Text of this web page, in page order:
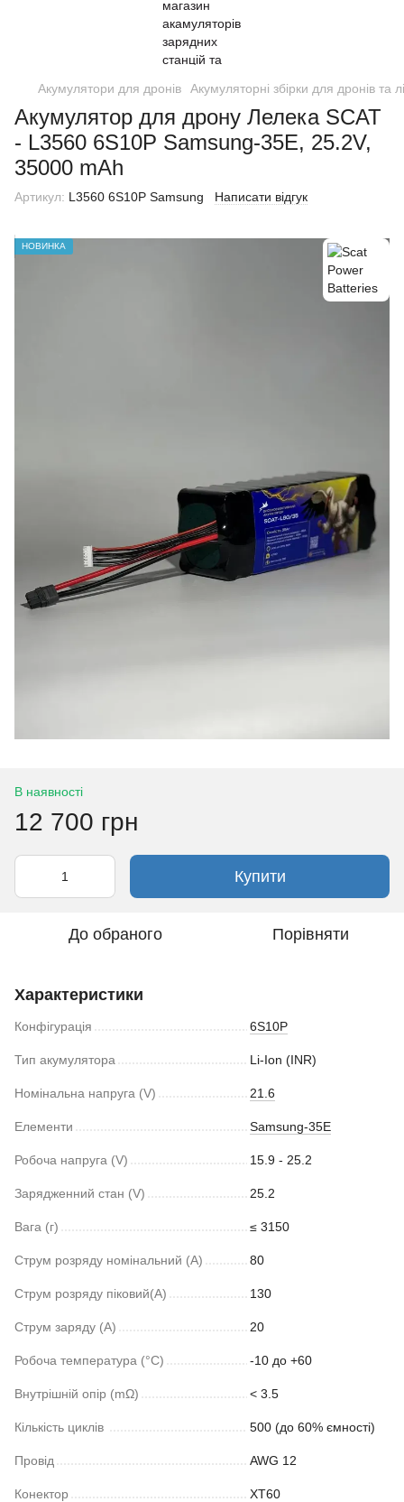
Акумулятори для дронів Акумуляторні збірки для дронів та
Акумулятор для дрону Лелека SCAT
- L3560 6S10P Samsung-35E, 25.2V,
35000 mAh
Артикул: L3560 6S10P Samsung Написати відгук
НОВИНКА
В наявності
12 700 грн
Купити
До обраного Порівняти
Характеристики
Конфігурація 6S10P
Тип акумулятора Li-Ion (INR)
Номінальна напруга (V) 21.6
Елементи Samsung-35E
Робоча напруга (V) 15.9 - 25.2
Зарядженний стан (V) 25.2
Вага (г) ≤ 3150
Струм розряду номінальний (A) 80
Струм розряду піковий(А) 130
Струм заряду (A) 20
Робоча температура (°C) -10 до +60
Внутрішній опір (mΩ) < 3.5
Кількість циклів 500 (до 60% ємності)
Провід AWG 12
Конектор ХТ60